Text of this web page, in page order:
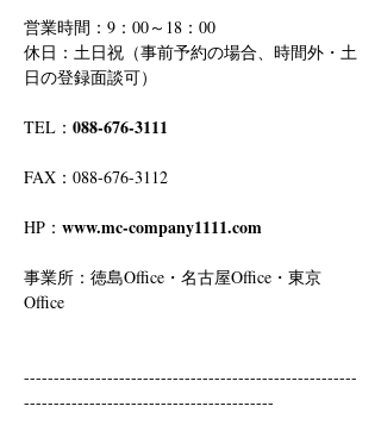
営業時間：9：00～18：00
休日：土日祝（事前予約の場合、時間外・土
日の登録面談可）
TEL： 088-676-3111
FAX：088-676-3112
HP： www.mc-company1111.com
事業所：徳島Office・名古屋Office・東京
Office
--------------------------------------------------------
------------------------------------------